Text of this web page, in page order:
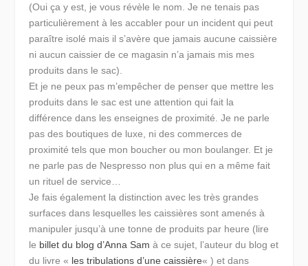
(Oui ça y est, je vous révèle le nom. Je ne tenais pas
particulièrement à les accabler pour un incident qui peut
paraître isolé mais il s’avère que jamais aucune caissière
ni aucun caissier de ce magasin n’a jamais mis mes
produits dans le sac).
Et je ne peux pas m’empêcher de penser que mettre les
produits dans le sac est une attention qui fait la
différence dans les enseignes de proximité. Je ne parle
pas des boutiques de luxe, ni des commerces de
proximité tels que mon boucher ou mon boulanger. Et je
ne parle pas de Nespresso non plus qui en a même fait
un rituel de service…
Je fais également la distinction avec les très grandes
surfaces dans lesquelles les caissières sont amenés à
manipuler jusqu’à une tonne de produits par heure (lire
le billet du blog d’Anna Sam à ce sujet, l’auteur du blog et
du livre « les tribulations d’une caissière« ) et dans